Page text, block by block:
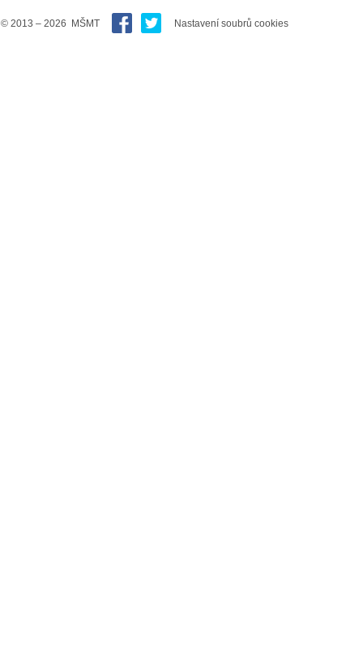
© 2013 – 2026 MŠMT Nastavení soubrů cookies